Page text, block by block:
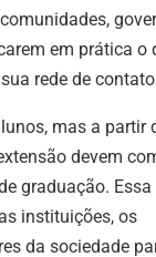
em prática o
rede de
mas a partir
devem
graduação. Essa
instituições, os
da sociedade